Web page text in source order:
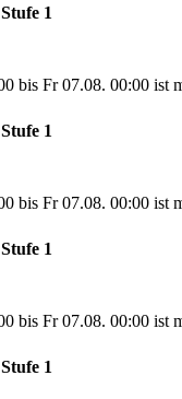
1
bis Fr 07.08. 00:00 ist
1
bis Fr 07.08. 00:00 ist
1
bis Fr 07.08. 00:00 ist
1